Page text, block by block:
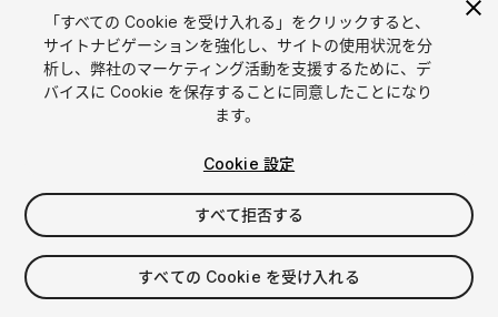
1 /6
$18
消費税は決済時に計算されます
「すべての Cookie を受け入れる」をクリックすると、
サイトナビゲーションを強化し、サイトの使用状況を分
析し、弊社のマーケティング活動を支援するために、デ
バイスに Cookie を保存することに同意したことになり
ます。
Cookie 設定
すべて拒否する
すべての Cookie を受け入れる